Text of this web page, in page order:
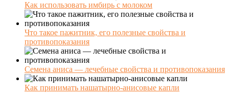
Как использовать имбирь с молоком
Что такое пажитник, его полезные свойства и
противопоказания
Семена аниса — лечебные свойства и противопоказания
Как принимать нашатырно-анисовые капли